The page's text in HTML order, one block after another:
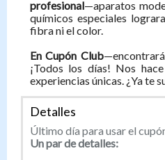
profesional—aparatos
químicos especiales
fibra ni el color.
En Cupón Club
¡Todos los días! Nos
experiencias únicas. ¿Ya te
Detalles
Último día para usar el
Un par de detalles: